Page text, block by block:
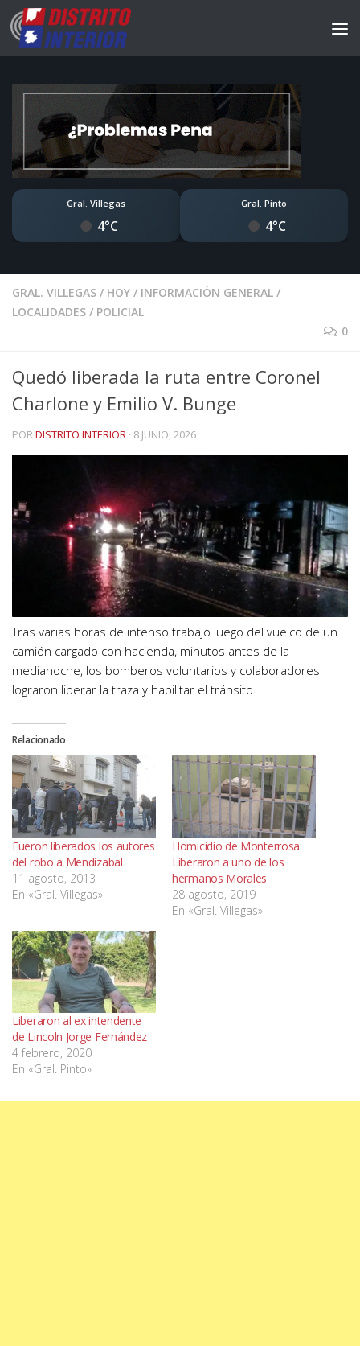
Gral. Villegas
4°C
Gral. Pinto
4°C
GRAL. VILLEGAS / HOY / INFORMACIÓN GENERAL /
LOCALIDADES / POLICIAL
0
Quedó liberada la ruta entre Coronel
Charlone y Emilio V. Bunge
PORDISTRITO INTERIOR · 8 JUNIO, 2026
Tras varias horas de intenso trabajo luego del vuelco de un
camión cargado con hacienda, minutos antes de la
medianoche, los bomberos voluntarios y colaboradores
lograron liberar la traza y habilitar el tránsito.
Relacionado
Fueron liberados los autores
del robo a Mendizabal
11 agosto, 2013
En «Gral. Villegas»
Homicidio de Monterrosa:
Liberaron a uno de los
hermanos Morales
28 agosto, 2019
En «Gral. Villegas»
Liberaron al ex intendente
de Lincoln Jorge Fernández
4 febrero, 2020
En «Gral. Pinto»